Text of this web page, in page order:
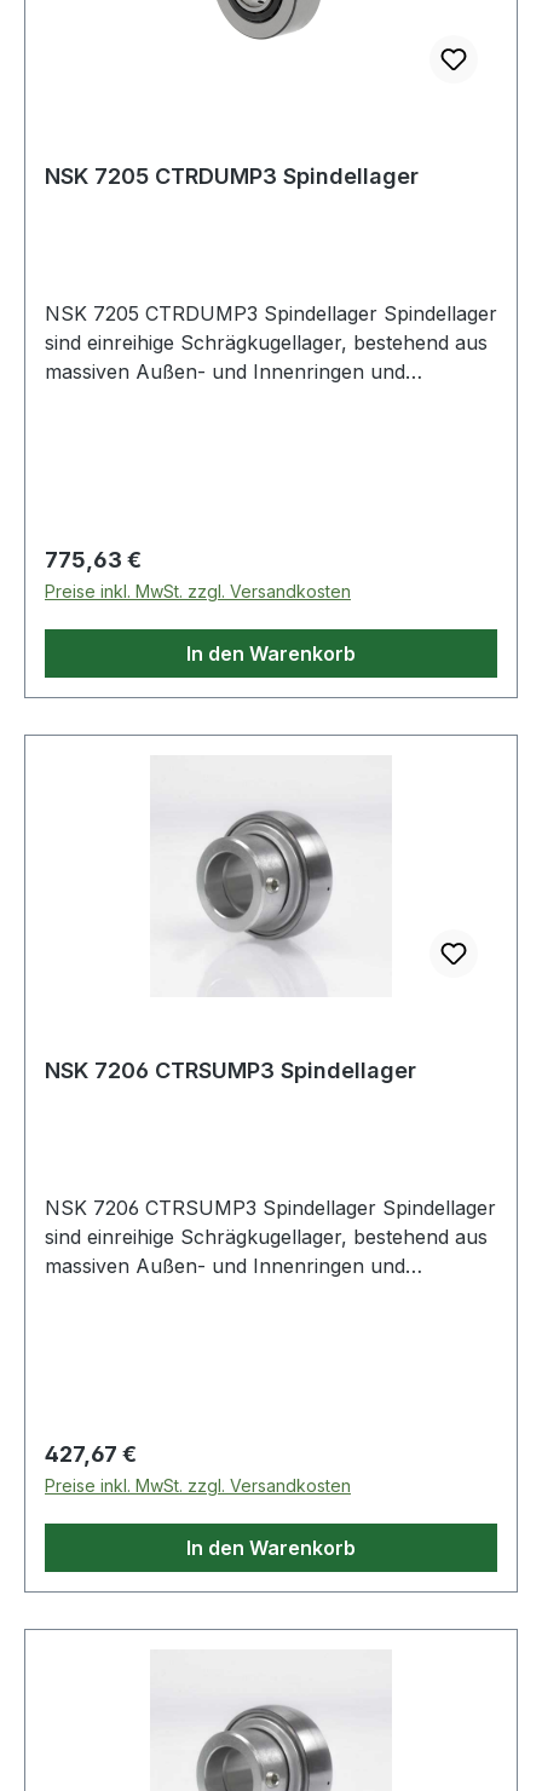
NSK 7205 CTRDUMP3 Spindellager
NSK 7205 CTRDUMP3 Spindellager Spindellager
sind einreihige Schrägkugellager, bestehend aus
massiven Außen- und Innenringen und
Regulärer Preis:
775,63 €
Preise inkl. MwSt. zzgl. Versandkosten
In den Warenkorb
NSK 7206 CTRSUMP3 Spindellager
NSK 7206 CTRSUMP3 Spindellager Spindellager
sind einreihige Schrägkugellager, bestehend aus
massiven Außen- und Innenringen und
Regulärer Preis:
427,67 €
Preise inkl. MwSt. zzgl. Versandkosten
In den Warenkorb